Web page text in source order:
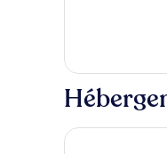
grand
lit
type
chambre
Double
Premier Inn